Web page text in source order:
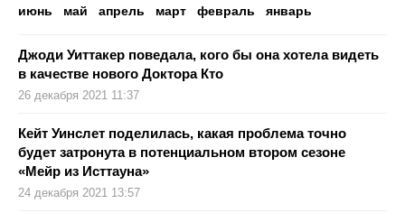
июнь
май апрель март февраль январь
Джоди Уиттакер поведала, кого бы она хотела видеть
в качестве нового Доктора Кто
26 декабря 2021 11:37
Кейт Уинслет поделилась, какая проблема точно
будет затронута в потенциальном втором сезоне
«Мейр из Исттауна»
24 декабря 2021 13:57